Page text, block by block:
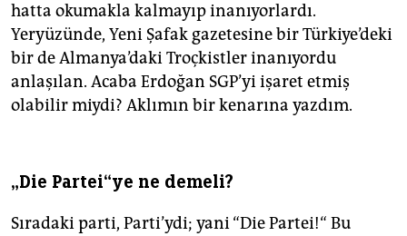
hatta okumakla kalmayıp inanıyorlardı.
Yeryüzünde, Yeni Şafak gazetesine bir Türkiye’deki
bir de Almanya’daki Troçkistler inanıyordu
anlaşılan. Acaba Erdoğan SGP’yi işaret etmiş
olabilir miydi? Aklımın bir kenarına yazdım.
„Die Partei“ye ne demeli?
Sıradaki parti, Parti’ydi; yani “Die Partei!“ Bu